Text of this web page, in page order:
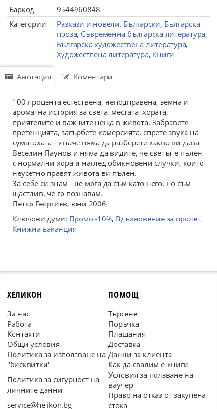
Баркод
9544960848
Категории
Разкази и новели. Български, Българска
проза, Съвременна българска литература,
Българска художествена литература,
Художествена литература, Книги
Анотация Коментари
100 процента естествена, неподправена, земна и
ароматна история за света, местата, хората,
приятелите и важните неща в живота. Забравете
претенцията, загърбете комерсията, спрете звука на
суматохата - иначе няма да разберете какво ви дава
Веселин Паунов и няма да видите, че светът е пълен
с нормални хора и наглед обикновени случки, които
неусетно правят живота ви пълен.
За себе си знам - не мога да съм като него, но съм
щастлив, че го познавам.
Петко Георгиев, юни 2006
Ключови думи: Промо -10%, Вдъхновение за пролет,
Книжна ваканция
ХЕЛИКОН
За нас
Работа
Контакти
Общи условия
Политика за използване на
"бисквитки"
Политика за сигурност на
личните данни
service@helikon.bg
ПОМОЩ
Търсене
Поръчка
Плащания
Доставка
Данни за клиента
Как да свалим е-книги
Условия за ползване на
ваучер
Право на отказ от закупена
стока